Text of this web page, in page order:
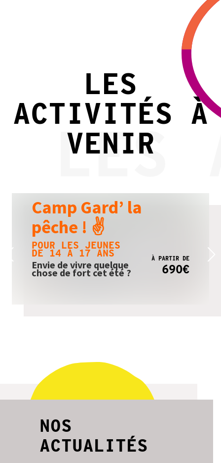
LES
ACTIVITÉS À
VENIR
LES
Camp Gard’ la
pêche ! ✌️
POUR LES JEUNES
DE 14 À 17 ANS
Envie de vivre quelque
chose de fort cet été ?
À PARTIR DE
690€
NOS
ACTUALITÉS